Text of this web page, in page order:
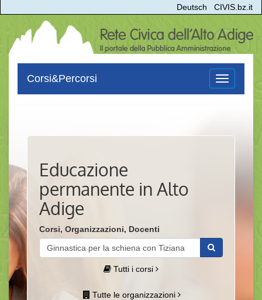
Deutsch CIVIS.bz.it
Toggle
navigation
Corsi&Percorsi
Educazione
permanente in Alto
Adige
Corsi, Organizzazioni, Docenti
Tutti i corsi
Tutte le organizzazioni